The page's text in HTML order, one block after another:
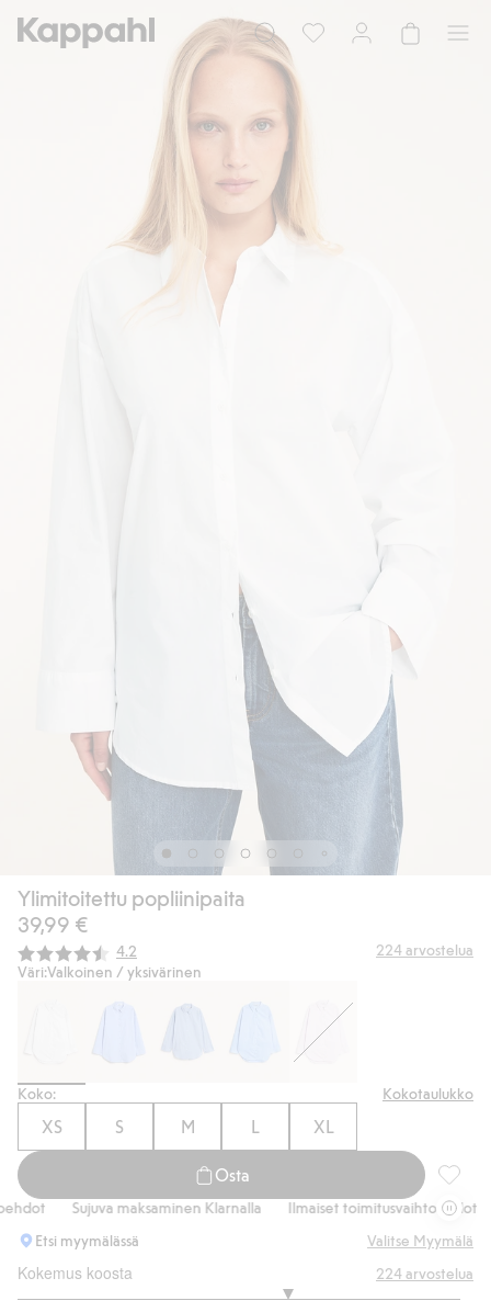
Ylimitoitettu popliinipaita
39,99 €
Keskimääräinen luokitus:
4.2 224arvostelua
Väri:Valkoinen / yksivärinen
Koko: Kokotaulukko
XS S M L XL
Osta
Sujuva maksaminen Klarnalla Ilmaiset toimitusvaihtoehdot
Etsi myymälässä
Valitse Myymälä
Kokemus koosta 224arvostelua